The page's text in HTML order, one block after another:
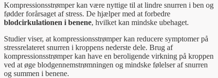
Kompressionsstrømper kan være nyttige til at lindre snurren i ben og
fødder forårsaget af stress. De hjælper med at forbedre
blodcirkulationen i benene, hvilket kan mindske ubehaget.
Studier viser, at kompressionsstrømper kan reducere symptomer på
stressrelateret snurren i kroppens nederste dele. Brug af
kompressionsstrømper kan have en beroligende virkning på kroppen
ved at øge blodgennemstrømningen og mindske følelser af snurren
og summen i benene.